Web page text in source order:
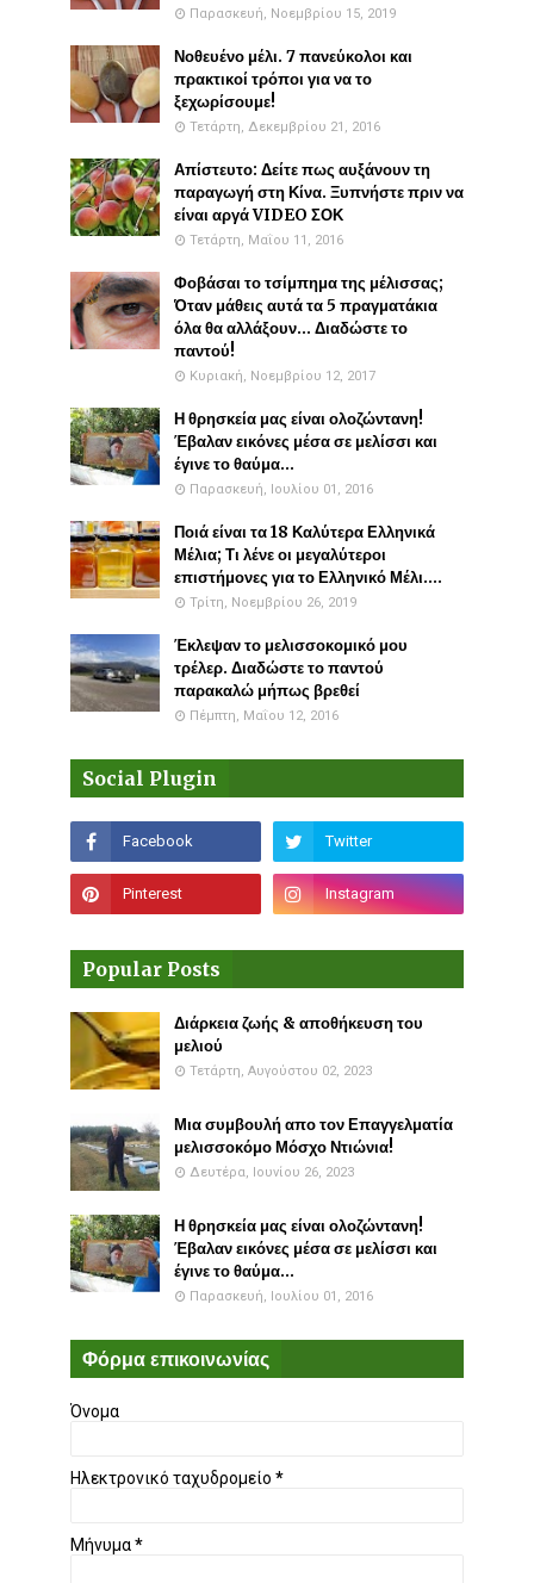
Παρασκευή, Νοεμβρίου 15, 2019
Νοθευένο μέλι. 7 πανεύκολοι και
πρακτικοί τρόποι για να το
ξεχωρίσουμε!
Τετάρτη, Δεκεμβρίου 21, 2016
Απίστευτο: Δείτε πως αυξάνουν τη
παραγωγή στη Κίνα. Ξυπνήστε πριν να
είναι αργά VIDEO ΣΟΚ
Τετάρτη, Μαΐου 11, 2016
Φοβάσαι το τσίμπημα της μέλισσας;
Όταν μάθεις αυτά τα 5 πραγματάκια
όλα θα αλλάξουν... Διαδώστε το
παντού!
Κυριακή, Νοεμβρίου 12, 2017
Η θρησκεία μας είναι ολοζώντανη!
Έβαλαν εικόνες μέσα σε μελίσσι και
έγινε το θαύμα...
Παρασκευή, Ιουλίου 01, 2016
Ποιά είναι τα 18 Καλύτερα Ελληνικά
Μέλια; Τι λένε οι μεγαλύτεροι
επιστήμονες για το Ελληνικό Μέλι....
Τρίτη, Νοεμβρίου 26, 2019
Έκλεψαν το μελισσοκομικό μου
τρέλερ. Διαδώστε το παντού
παρακαλώ μήπως βρεθεί
Πέμπτη, Μαΐου 12, 2016
Social Plugin
Popular Posts
Διάρκεια ζωής & αποθήκευση του
μελιού
Τετάρτη, Αυγούστου 02, 2023
Μια συμβουλή απο τον Επαγγελματία
μελισσοκόμο Μόσχο Ντιώνια!
Δευτέρα, Ιουνίου 26, 2023
Η θρησκεία μας είναι ολοζώντανη!
Έβαλαν εικόνες μέσα σε μελίσσι και
έγινε το θαύμα...
Παρασκευή, Ιουλίου 01, 2016
Φόρμα επικοινωνίας
Όνομα
Ηλεκτρονικό ταχυδρομείο *
Μήνυμα*